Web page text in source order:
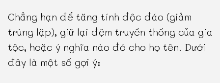
Chẳng hạn để tăng tính độc đáo (giảm
trùng lặp), giữ lại đệm truyền thống của gia
tộc, hoặc ý nghĩa nào đó cho họ tên. Dưới
đây là một số gợi ý: